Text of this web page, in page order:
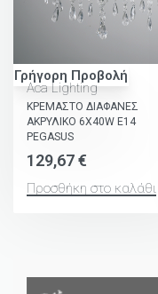
Γρήγορη Προβολή
Aca Lighting
ΚΡΕΜΑΣΤΟ ΔΙΑΦΑΝΕΣ
ΑΚΡΥΛΙΚΟ 6X40W E14
PEGASUS
129,67€
Προσθήκη στο καλάθι